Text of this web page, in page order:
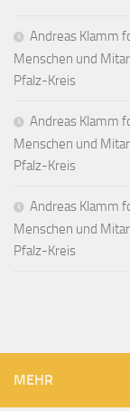
Andreas Klamm
Menschen und
Pfalz-Kreis
Andreas Klamm
Menschen und
Pfalz-Kreis
Andreas Klamm
Menschen und
Pfalz-Kreis
MEHR